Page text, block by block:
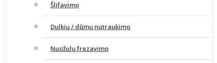
Šlifavimo
Dulkių / dūmų nutraukimo
Nuožulų frezavimo